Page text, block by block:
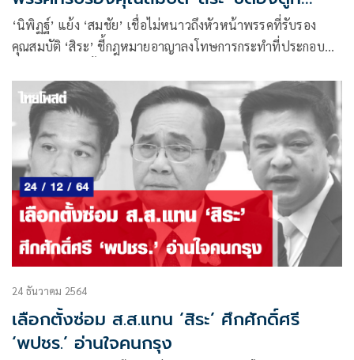
เจตนา
‘นิพิฏฐ์’ แย้ง ‘สมชัย’ เชื่อไม่หนาวถึงหัวหน้าพรรคที่รับรอง
คุณสมบัติ ‘สิระ’ ชี้กฎหมายอาญาลงโทษการกระทำที่ประกอบ
พิพากษาคดีอะไร ไปเป็นหมอดูดีกว่า
24 ธันวาคม 2564
เลือกตั้งซ่อม ส.ส.แทน ‘สิระ’ ศึกศักดิ์ศรี
‘พปชร.’ อ่านใจคนกรุง